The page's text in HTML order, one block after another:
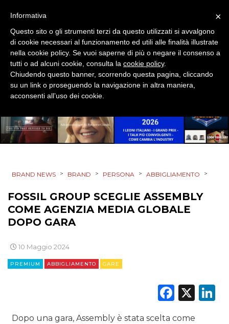
EVENTI
MOBILE
PROMOZIONI
PRODOTTI
PUNTI VENDITA
DIGITALE
BRAND NEWS > BRAND > PERSONA > ABBIGLIAMENTO >
FOSSIL GROUP SCEGLIE ASSEMBLY
COME AGENZIA MEDIA GLOBALE
DOPO GARA
10 Maggio 2024
PREMIUM ABBIGLIAMENTO GARE
X
Dopo una gara, Assembly è stata scelta come
×
Informativa
Questo sito o gli strumenti terzi da questo utilizzati si avvalgono
di cookie necessari al funzionamento ed utili alle finalità illustrate
nella cookie policy. Se vuoi saperne di più o negare il consenso a
tutti o ad alcuni cookie, consulta la cookie policy.
Chiudendo questo banner, scorrendo questa pagina, cliccando
su un link o proseguendo la navigazione in altra maniera,
acconsenti all’uso dei cookie.